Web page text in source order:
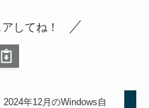
してね！
2024年12月のWindows自